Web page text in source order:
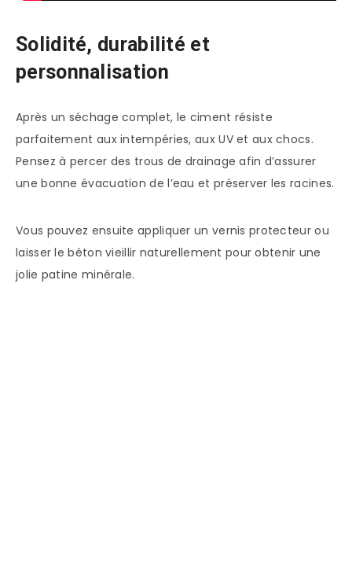
Solidité, durabilité et
personnalisation
Après un séchage complet, le ciment résiste
parfaitement aux intempéries, aux UV et aux chocs.
Pensez à percer des trous de drainage afin d’assurer
une bonne évacuation de l’eau et préserver les racines.
Vous pouvez ensuite appliquer un vernis protecteur ou
laisser le béton vieillir naturellement pour obtenir une
jolie patine minérale.